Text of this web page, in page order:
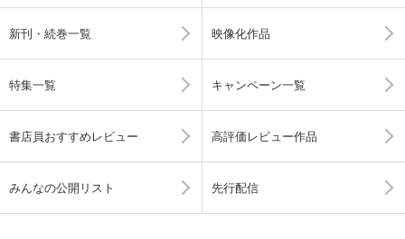
新刊・続巻一覧 映像化作品
特集一覧 キャンペーン一覧
書店員おすすめレビュー 高評価レビュー作品
みんなの公開リスト 先行配信